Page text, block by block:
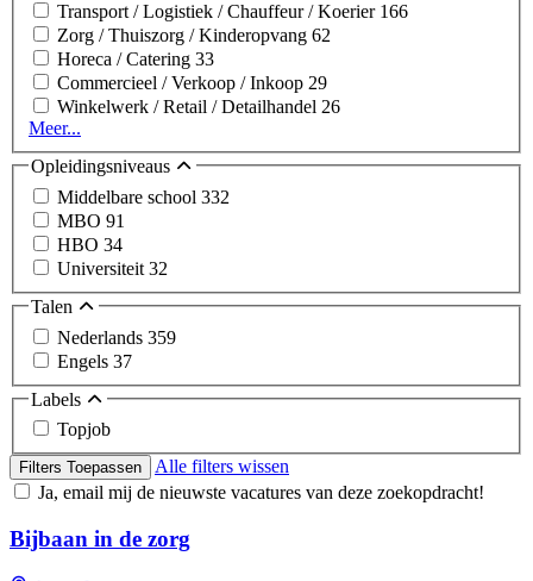
Transport / Logistiek / Chauffeur / Koerier 166
Zorg / Thuiszorg / Kinderopvang 62
Horeca / Catering 33
Commercieel / Verkoop / Inkoop 29
Winkelwerk / Retail / Detailhandel 26
Meer...
Opleidingsniveaus
Middelbare school 332
MBO 91
HBO 34
Universiteit 32
Talen
Nederlands 359
Engels 37
Labels
Topjob
Filters Toepassen
Alle filters wissen
Ja, email mij de nieuwste vacatures van deze zoekopdracht!
Bijbaan in de zorg